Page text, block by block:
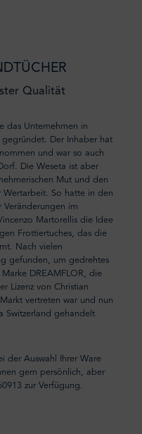
Qualität
das Unternehmen in
gegründet. Der Inhaber hat
und war so auch
Die Weseta ist aber
Mut und den
Wertarbeit. So hatte in den
Veränderungen im
Martorellis die Idee
Frottiertuches, das die
Nach vielen
gefunden, um gedrehtes
DREAMFLOR, die
Lizenz von Christian
vertreten war und nun
Switzerland gehandelt
der Auswahl Ihrer Ware
gern persönlich, aber
zur Verfügung.